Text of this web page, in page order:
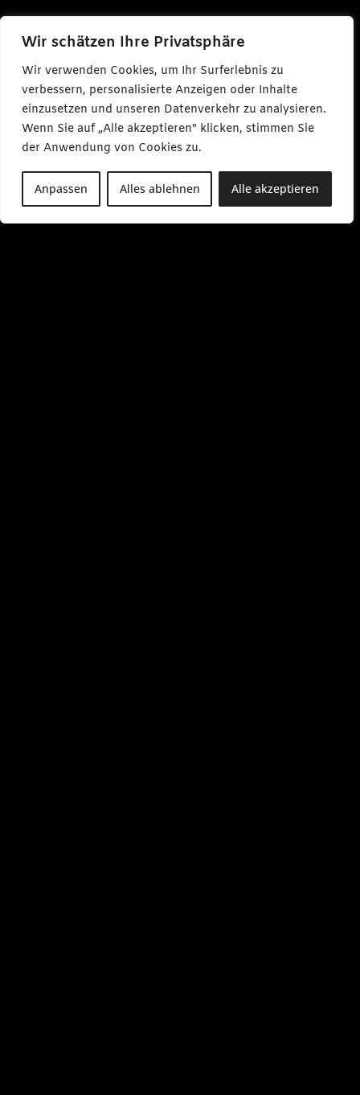
Wir schätzen Ihre Privatsphäre
Wir verwenden Cookies, um Ihr Surferlebnis zu
verbessern, personalisierte Anzeigen oder Inhalte
einzusetzen und unseren Datenverkehr zu analysieren.
Wenn Sie auf „Alle akzeptieren" klicken, stimmen Sie
der Anwendung von Cookies zu.
Anpassen Alles ablehnen Alle akzeptieren